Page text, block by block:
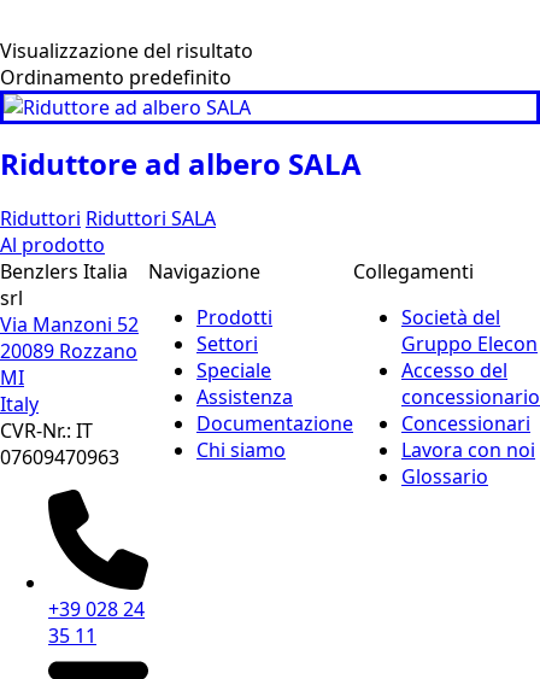
Visualizzazione del risultato
Riduttore ad albero SALA
Riduttori Riduttori SALA
Al prodotto
Benzlers Italia
srl
Via Manzoni 52
20089 Rozzano
MI
Italy
CVR-Nr.: IT
07609470963
+39 028 24
35 11
Navigazione
Prodotti
Settori
Speciale
Assistenza
Documentazione
Chi siamo
Collegamenti
Società del
Gruppo Elecon
Accesso del
concessionario
Concessionari
Lavora con noi
Glossario